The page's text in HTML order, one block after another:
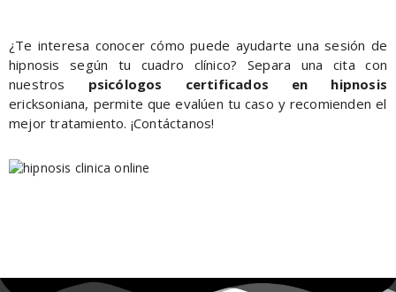
¿Te interesa conocer cómo puede ayudarte una sesión de
hipnosis según tu cuadro clínico? Separa una cita con
nuestros psicólogos certificados en hipnosis
ericksoniana, permite que evalúen tu caso y recomienden el
mejor tratamiento. ¡Contáctanos!